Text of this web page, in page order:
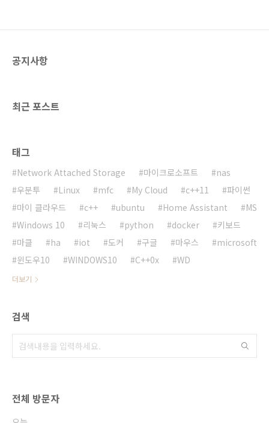
래 버전 이상의 64bit 우분투가 설치되어 있어야
공지사항
최근 포스트
태그
Network Attached Storage 마이크로소프트
nas
우분투
Linux mfc My Cloud c++11
파이썬
마이 클라우드
c++ ubuntu Home Assistant
MS
Windows 10
리눅스 python docker
키보드
마클
ha iot 도커 구글 마우스
microsoft
윈도우10
WINDOWS10 C++0x WD
더보기
검색
전체 방문자